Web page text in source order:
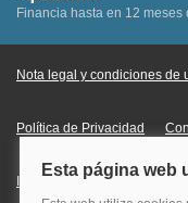
Financia hasta en 12
Nota legal y condiciones de
Política de Privacidad
Información Legal sobre